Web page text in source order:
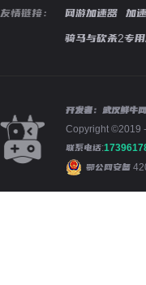
友情链接： 网游加速器 加
骑马与砍杀2专
开发者：武汉鲜牛
Copyright ©2019 -
联系电话:
鄂公网安备